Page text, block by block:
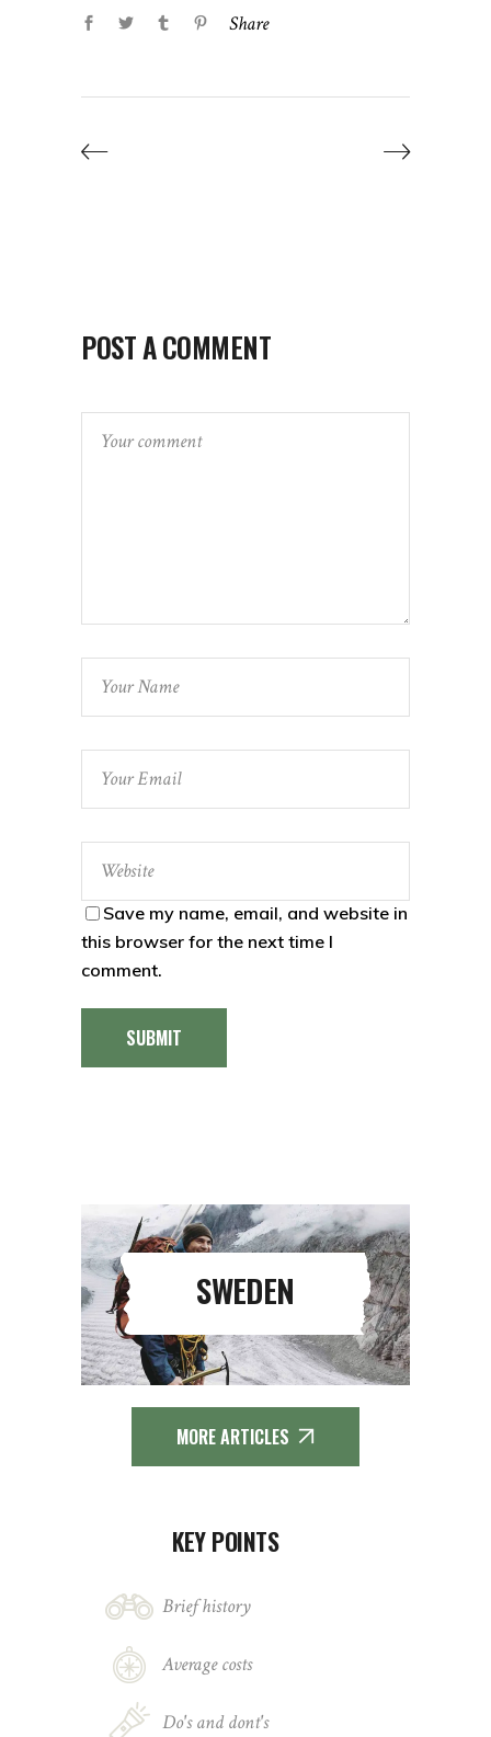
Share
POST A COMMENT
Save my name, email, and website in
this browser for the next time I
comment.
SUBMIT
SWEDEN
MORE ARTICLES
KEY POINTS
Brief history
Average costs
Do's and dont's